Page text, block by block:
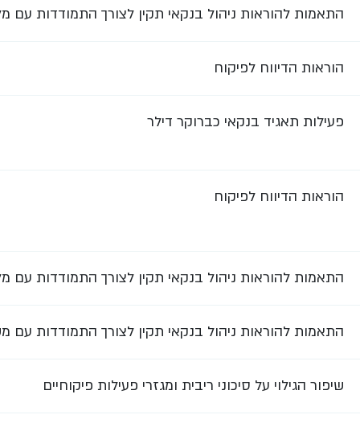
התאמות להוראות ניהול בנקאי תקין לצורך התמודדות
הוראות הדיווח לפיקוח
פעילות תאגיד בנקאי כברוקר דילר
הוראות הדיווח לפיקוח
התאמות להוראות ניהול בנקאי תקין לצורך התמודדות
התאמות להוראות ניהול בנקאי תקין לצורך התמודדות
שיפור הגילוי על סיכוני ריבית ומגזרי פעילות פיקוחיים